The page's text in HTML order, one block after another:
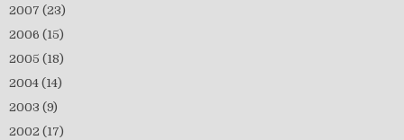
2007 (23)
2006 (15)
2005 (18)
2004 (14)
2003 (9)
2002 (17)